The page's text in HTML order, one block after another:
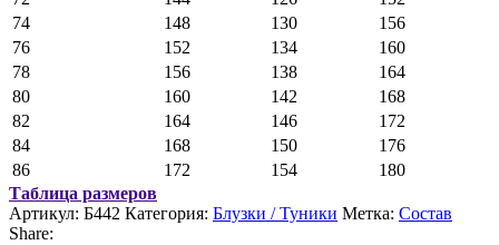
74
148 130
156
76
152 134
160
78
156 138
164
80
160 142
168
82
164 146
172
84
168 150
176
86
172 154
180
Таблица размеров
Артикул: Б442 Категория: Блузки / Туники Метка: Состав
Share: